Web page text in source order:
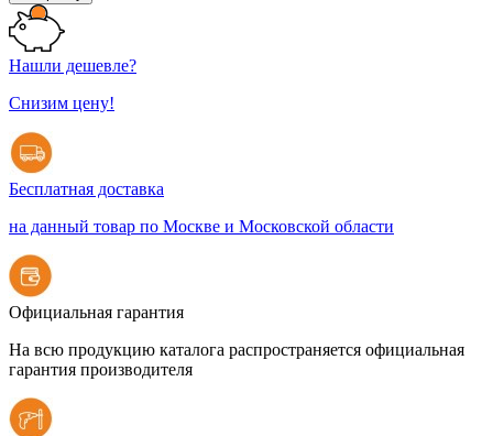
Нашли дешевле?
Снизим цену!
Бесплатная доставка
на данный товар по Москве и Московской области
Официальная гарантия
На всю продукцию каталога распространяется официальная
гарантия производителя